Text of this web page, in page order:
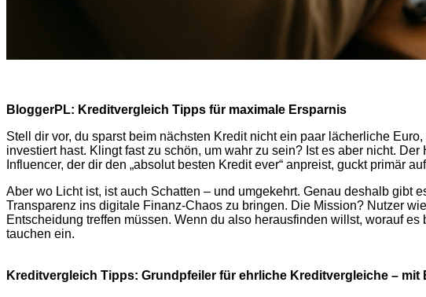
BloggerPL: Kreditvergleich Tipps für maximale Ersparnis
Stell dir vor, du sparst beim nächsten Kredit nicht ein paar lächerliche
investiert hast. Klingt fast zu schön, um wahr zu sein? Ist es aber nicht.
Influencer, der dir den „absolut besten Kredit ever“ anpreist, guckt primär
Aber wo Licht ist, ist auch Schatten – und umgekehrt. Genau deshalb gibt
Transparenz ins digitale Finanz-Chaos zu bringen. Die Mission? Nutzer
Entscheidung treffen müssen. Wenn du also herausfinden willst, worauf
tauchen ein.
Kreditvergleich Tipps: Grundpfeiler für ehrliche Kreditvergleiche – mit